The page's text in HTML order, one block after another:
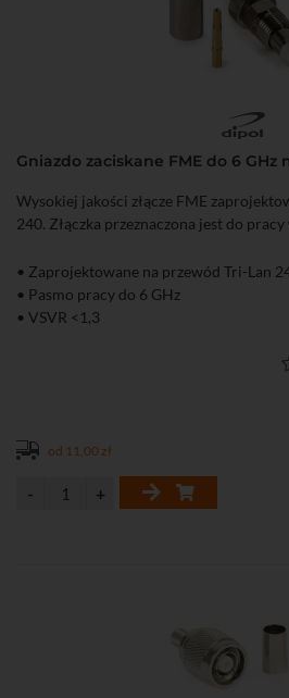
Gniazdo zaciskane FME do 6 GHz
Wysokiej jakości złącze FME
240. Złączka przeznaczona jest do
• Zaprojektowane na przewód Tri-Lan
• Pasmo pracy do 6 GHz
• VSVR <1,3
od 11,00 zł